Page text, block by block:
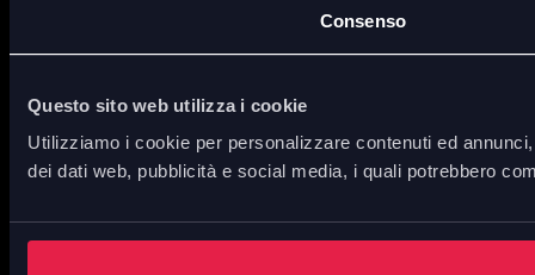
Consenso
Questo sito web utilizza i cookie
Utilizziamo i cookie per personalizzare contenuti ed
dei dati web, pubblicità e social media, i quali potrebbero